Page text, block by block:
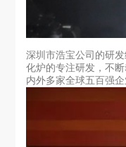
深圳市浩宝公司的研
化炉的专注研发，不
内外多家全球五百强企